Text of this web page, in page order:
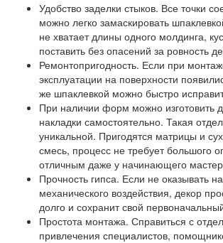
Удобство заделки стыков. Все точки
можно легко замаскировать
не хватает длины одного молдинга,
поставить без опасений за ровность
Ремонтопригодность. Если при
эксплуатации на поверхности
же шпаклевкой можно быстро
При наличии форм можно изготовить
накладки самостоятельно. Такая
уникальной. Пригодятся матрицы и
смесь, процесс не требует большого
отличным даже у начинающего
Прочность гипса. Если не оказывать
механического воздействия, декор
долго и сохранит свой
Простота монтажа. Справиться с
привлечения специалистов,